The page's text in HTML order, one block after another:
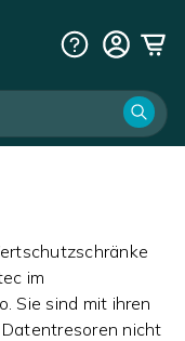
im
Sie sind mit ihren
nicht